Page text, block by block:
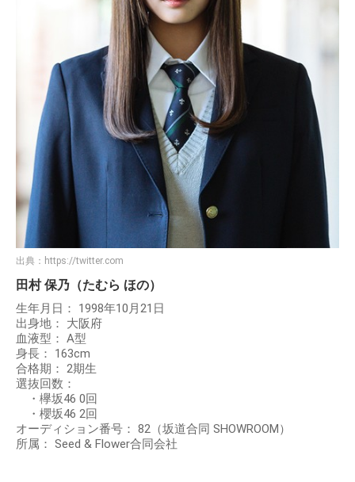
出典： https://twitter.com
田村 保乃（たむら ほの）
生年月日： 1998年10月21日
出身地： 大阪府
血液型： A型
身長： 163cm
合格期： 2期生
選抜回数：
・欅坂46 0回
・櫻坂46 2回
オーディション番号： 82（坂道合同 SHOWROOM）
所属： Seed & Flower合同会社